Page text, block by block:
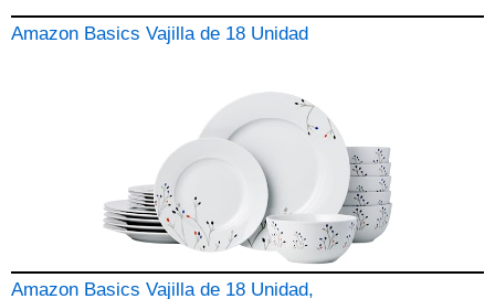
Amazon Basics Vajilla de 18 Unidad
Amazon Basics Vajilla de 18 Unidad,